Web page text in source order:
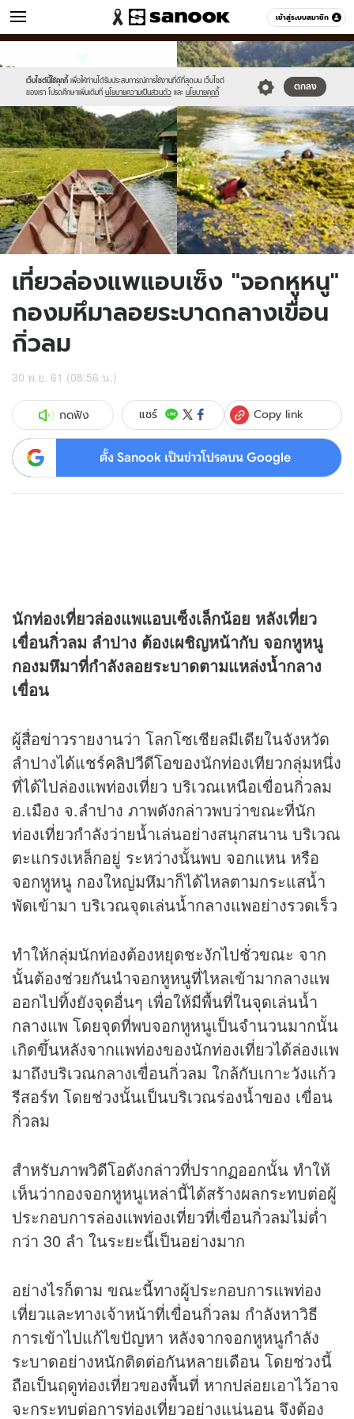
เข้าสู่ระบบสมาชิก
ข่าว หมวดอื่นๆ
เว็บไซต์นี้ใช้คุกกี้ เพื่อให้ท่านได้รับประสบการณ์การใช้งานที่ดีที่สุดบน เว็บไซต์
ของเรา โปรดศึกษาเพิ่มเติมที่ นโยบายความเป็นส่วนตัว และ นโยบายคุกกี้
ตกลง
//s.isanook.com/sr/0/images/logo-
new-
sanook.png
//s.isanook.com/ns/0/ud/1518/7594326/news14.jpg
เที่ยวล่องแพแอบเซ็ง "จอกหูหนู"
กองมหึมาลอยระบาดกลางเขื่อน
กิ่วลม
30 พ.ย. 61 (08:56 น.)
กดฟัง แชร์ Copy link
ตั้ง Sanook เป็นข่าวโปรดบน Google
นักท่องเที่ยวล่องแพแอบเซ็งเล็กน้อย หลังเที่ยว
เขื่อนกิ่วลม ลำปาง ต้องเผชิญหน้ากับ จอกหูหนู
กองมหึมาที่กำลังลอยระบาดตามแหล่งน้ำกลาง
เขื่อน
ผู้สื่อข่าวรายงานว่า โลกโซเชียลมีเดียในจังหวัด
ลำปางได้แชร์คลิปวีดีโอของนักท่องเทียวกลุ่มหนึ่ง
ที่ได้ไปล่องแพท่องเที่ยว บริเวณเหนือเขื่อนกิ่วลม
อ.เมือง จ.ลำปาง ภาพดังกล่าวพบว่าขณะที่นัก
ท่องเที่ยวกำลังว่ายน้ำเล่นอย่างสนุกสนาน บริเวณ
ตะแกรงเหล็กอยู่ ระหว่างนั้นพบ จอกแหน หรือ
จอกหูหนู กองใหญ่มหึมาก็ได้ไหลตามกระแสน้ำ
พัดเข้ามา บริเวณจุดเล่นน้ำกลางแพอย่างรวดเร็ว
ทำให้กลุ่มนักท่องต้องหยุดชะงักไปชั่วขณะ จาก
นั้นต้องช่วยกันนำจอกหูหนูที่ไหลเข้ามากลางแพ
ออกไปทิ้งยังจุดอื่นๆ เพื่อให้มีพื้นที่ในจุดเล่นน้ำ
กลางแพ โดยจุดที่พบจอกหูหนูเป็นจำนวนมากนั้น
เกิดขึ้นหลังจากแพท่องของนักท่องเที่ยวได้ล่องแพ
มาถึงบริเวณกลางเขื่อนกิ่วลม ใกล้กับเกาะวังแก้ว
รีสอร์ท โดยช่วงนั้นเป็นบริเวณร่องน้ำของ เขื่อน
กิ่วลม
สำหรับภาพวิดีโอดังกล่าวที่ปรากฏออกนั้น ทำให้
เห็นว่ากองจอกหูหนูเหล่านี้ได้สร้างผลกระทบต่อผู้
ประกอบการล่องแพท่องเที่ยวที่เขื่อนกิ่วลมไม่ต่ำ
กว่า 30 ลำ ในระยะนี้เป็นอย่างมาก
อย่างไรก็ตาม ขณะนี้ทางผู้ประกอบการแพท่อง
เที่ยวและทางเจ้าหน้าที่เขื่อนกิ่วลม กำลังหาวิธี
การเข้าไปแก้ไขปัญหา หลังจากจอกหูหนูกำลัง
ระบาดอย่างหนักติดต่อกันหลายเดือน โดยช่วงนี้
ถือเป็นฤดูท่องเที่ยวของพื้นที่ หากปล่อยเอาไว้อาจ
จะกระทบต่อการท่องเที่ยวอย่างแน่นอน จึงต้อง